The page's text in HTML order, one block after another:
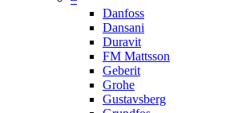
Danfoss
Dansani
Duravit
FM Mattsson
Geberit
Grohe
Gustavsberg